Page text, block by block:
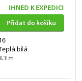
IHNED K EXPEDICI
Přidat do košíku
bílá
m